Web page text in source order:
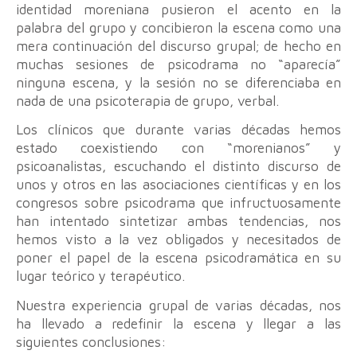
identidad moreniana pusieron el acento en la
palabra del grupo y concibieron la escena como una
mera continuación del discurso grupal; de hecho en
muchas sesiones de psicodrama no “aparecía”
ninguna escena, y la sesión no se diferenciaba en
nada de una psicoterapia de grupo, verbal.
Los clínicos que durante varias décadas hemos
estado coexistiendo con “morenianos” y
psicoanalistas, escuchando el distinto discurso de
unos y otros en las asociaciones científicas y en los
congresos sobre psicodrama que infructuosamente
han intentado sintetizar ambas tendencias, nos
hemos visto a la vez obligados y necesitados de
poner el papel de la escena psicodramática en su
lugar teórico y terapéutico.
Nuestra experiencia grupal de varias décadas, nos
ha llevado a redefinir la escena y llegar a las
siguientes conclusiones: